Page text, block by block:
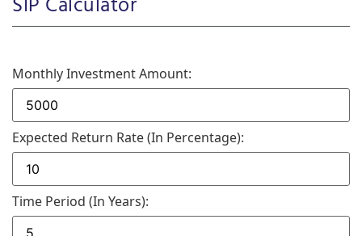
Monthly Investment Amount:
Expected Return Rate (in Percentage):
Time Period (in Years):